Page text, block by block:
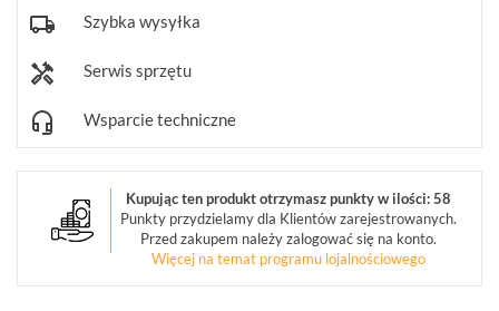
UCHWYTY
STERUJĄCE
(10)
OBIEKTYWY
MEGAPIKSELOWE
(5)
Szybka wysyłka
Serwis sprzętu
Wsparcie techniczne
Kupując ten produkt otrzymasz punkty w ilości: 58
Punkty przydzielamy dla Klientów zarejestrowanych.
Przed zakupem należy zalogować się na konto.
Więcej na temat programu lojalnościowego